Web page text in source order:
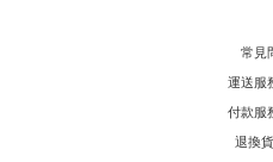
常見
運送服
付款服
退換